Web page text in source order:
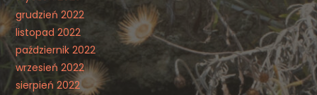
grudzień 2022
listopad 2022
październik 2022
wrzesień 2022
sierpień 2022